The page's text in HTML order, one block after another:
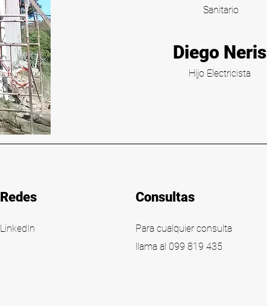
Sanitario
Diego Neris
Hijo Electricista
Redes
LinkedIn
Consultas
Para cualquier consulta
llama al 099 819 435